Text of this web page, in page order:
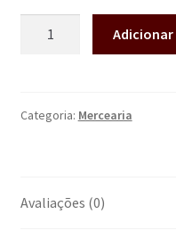
Adicionar
Categoria: Mercearia
Avaliações (0)